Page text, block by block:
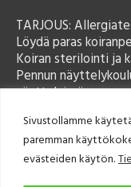
Sivustollamme
paremman
evästeiden käytön.
TARJOUS:
Löydä paras
Koiran sterilointi ja
Pennun
näyttelyissä